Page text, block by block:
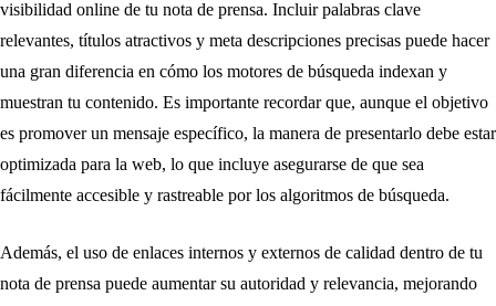
visibilidad online de tu nota de prensa. Incluir palabras clave
relevantes, títulos atractivos y meta descripciones precisas puede hacer
una gran diferencia en cómo los motores de búsqueda indexan y
muestran tu contenido. Es importante recordar que, aunque el objetivo
es promover un mensaje específico, la manera de presentarlo debe estar
optimizada para la web, lo que incluye asegurarse de que sea
fácilmente accesible y rastreable por los algoritmos de búsqueda.
Además, el uso de enlaces internos y externos de calidad dentro de tu
nota de prensa puede aumentar su autoridad y relevancia, mejorando